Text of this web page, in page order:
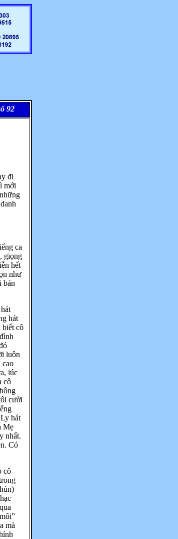
- Mừng Xuân Nhâm Ngọ 2002
đi
mới
ca
giọng
hết
như
bản
hát
biết cô
luôn
cao
lúc
cô
cười
hát
Mẹ
nhất.
Có
cô
mà